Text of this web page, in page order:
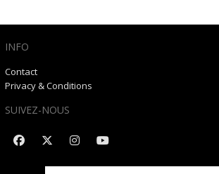
INFO
Contact
Privacy & Conditions
SUIVEZ-NOUS